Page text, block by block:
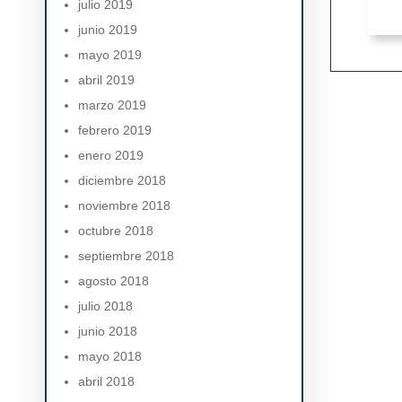
julio 2019
junio 2019
mayo 2019
abril 2019
marzo 2019
febrero 2019
enero 2019
diciembre 2018
noviembre 2018
octubre 2018
septiembre 2018
agosto 2018
julio 2018
junio 2018
mayo 2018
abril 2018